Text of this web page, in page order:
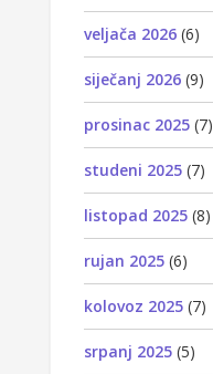
veljača 2026 (6)
siječanj 2026 (9)
prosinac 2025 (7)
studeni 2025 (7)
listopad 2025 (8)
rujan 2025 (6)
kolovoz 2025 (7)
srpanj 2025 (5)